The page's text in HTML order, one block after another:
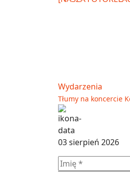
Wydarzenia
Tłumy na koncercie
03 sierpień 2026